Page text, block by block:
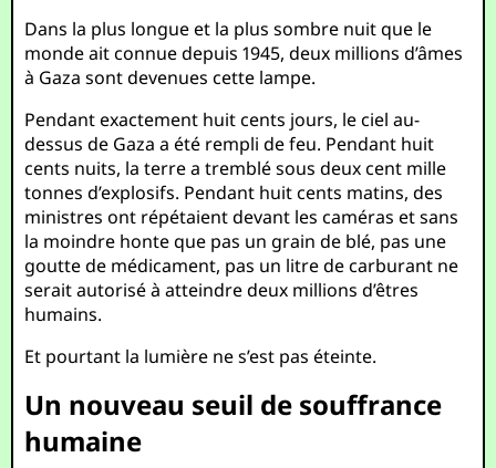
Dans la plus longue et la plus sombre nuit que le
monde ait connue depuis 1945, deux millions d’âmes
à Gaza sont devenues cette lampe.
Pendant exactement huit cents jours, le ciel au-
dessus de Gaza a été rempli de feu. Pendant huit
cents nuits, la terre a tremblé sous deux cent mille
tonnes d’explosifs. Pendant huit cents matins, des
ministres ont répétaient devant les caméras et sans
la moindre honte que pas un grain de blé, pas une
goutte de médicament, pas un litre de carburant ne
serait autorisé à atteindre deux millions d’êtres
humains.
Et pourtant la lumière ne s’est pas éteinte.
Un nouveau seuil de souffrance
humaine